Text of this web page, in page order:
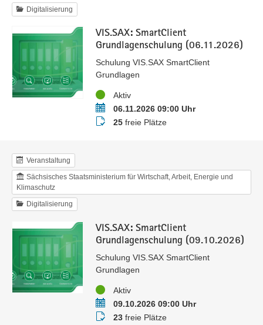
Digitalisierung
VIS.SAX: SmartClient
Grundlagenschulung (06.11.2026)
Schulung VIS.SAX SmartClient
Grundlagen
StatusAktiv
Termin06.11.2026 09:00 Uhr
Buchungsstatus
25freie Plätze
Veranstaltung
Sächsisches Staatsministerium für Wirtschaft, Arbeit, Energie und
Klimaschutz
Digitalisierung
VIS.SAX: SmartClient
Grundlagenschulung (09.10.2026)
Schulung VIS.SAX SmartClient
Grundlagen
StatusAktiv
Termin09.10.2026 09:00 Uhr
Buchungsstatus
23freie Plätze